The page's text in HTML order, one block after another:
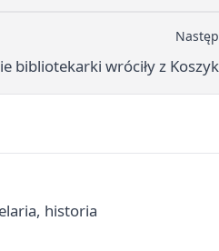
bibliotekarki wróciły z
historia